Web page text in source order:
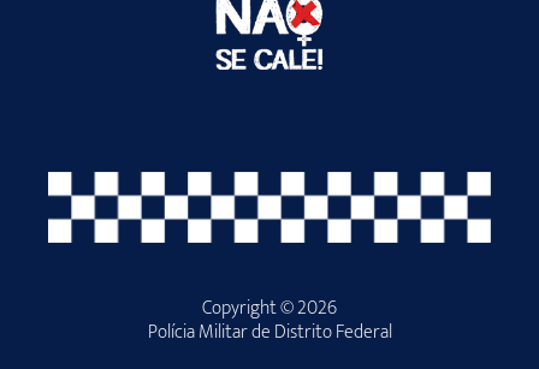
Copyright © 2026
Polícia Militar de Distrito Federal